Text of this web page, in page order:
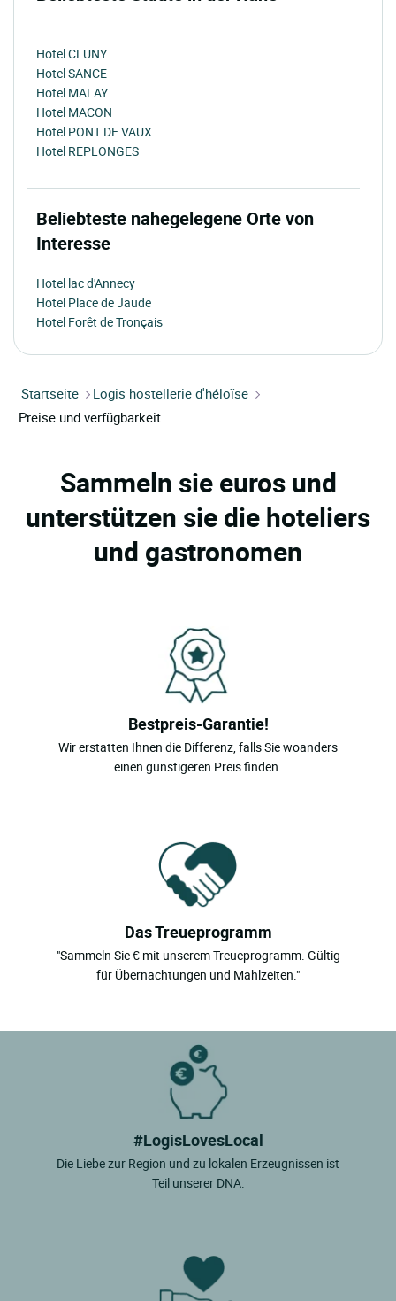
Hotel CLUNY
Hotel SANCE
Hotel MALAY
Hotel MACON
Hotel PONT DE VAUX
Hotel REPLONGES
Beliebteste nahegelegene Orte von
Interesse
Hotel lac d'Annecy
Hotel Place de Jaude
Hotel Forêt de Tronçais
Startseite
Logis hostellerie d'héloïse
Preise und verfügbarkeit
Sammeln sie euros und
unterstützen sie die hoteliers
und gastronomen
Bestpreis-Garantie!
Wir erstatten Ihnen die Differenz, falls Sie woanders
einen günstigeren Preis finden.
Das Treueprogramm
"Sammeln Sie € mit unserem Treueprogramm. Gültig
für Übernachtungen und Mahlzeiten."
#LogisLovesLocal
Die Liebe zur Region und zu lokalen Erzeugnissen ist
Teil unserer DNA.